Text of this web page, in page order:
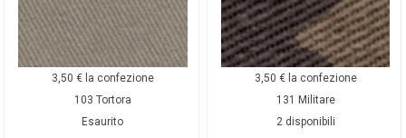
3,50 € la confezione
103 Tortora
Esaurito
3,50 € la confezione
131 Militare
2 disponibili